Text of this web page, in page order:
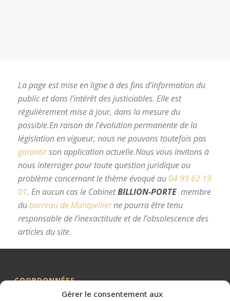
Gérer le consentement aux
La page est mise en ligne à des fins d’information du
public et dans l’intérêt des justiciables. Elle est
régulièrement mise à jour, dans la mesure du
possible.En raison de l’évolution permanente de la
législation en vigueur, nous ne pouvons toutefois pas
garantirson application actuelle.Nous vous invitons à
nous interroger pour toute question juridique ou
problème concernant le thème évoqué au 04 99 62 19
01. En aucun cas le CabinetBILLION-PORTE membre
dubarreau de Montpellierne pourra être tenu
responsable de l’inexactitude et de l’obsolescence des
articles du site.
COORDONNÉES
Me BILLION-PORTE